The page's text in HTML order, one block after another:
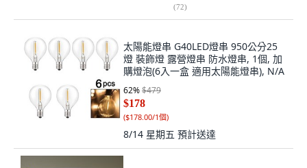
(72)
太陽能燈串 G40LED燈串 950公分25
燈 裝飾燈 露營燈串 防水燈串, 1個, 加
購燈泡(6入一盒 適用太陽能燈串), N/A
62%$479
$178
($178.00/1個)
8/14 星期五 預計送達